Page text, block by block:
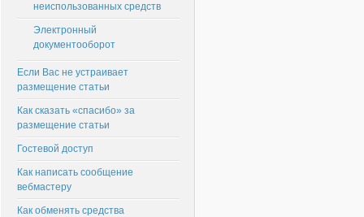
неиспользованных средств
Электронный
документооборот
Если Вас не устраивает
размещение статьи
Как сказать «спасибо» за
размещение статьи
Гостевой доступ
Как написать сообщение
вебмастеру
Как обменять средства